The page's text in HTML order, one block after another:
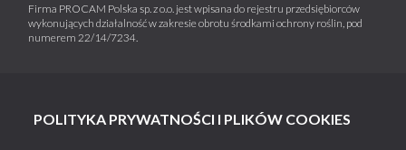
Firma PROCAM Polska sp. z o.o. jest wpisana do rejestru przedsiębiorców
wykonujących działalność w zakresie obrotu środkami ochrony roślin, pod
numerem 22/14/7234.
POLITYKA PRYWATNOŚCI I PLIKÓW COOKIES